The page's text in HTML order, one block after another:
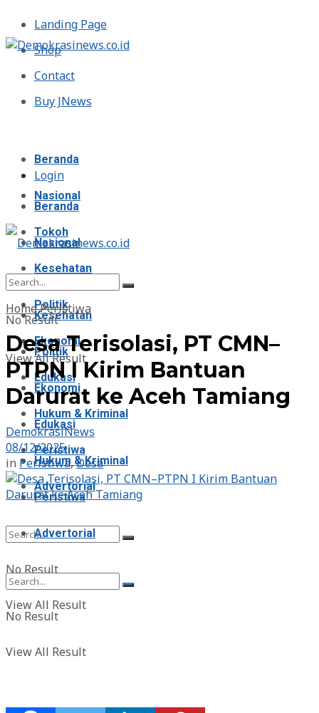
Landing Page
Shop
Contact
Buy JNews
Login
Beranda
Nasional
Tokoh
Kesehatan
Politik
Ekonomi
Edukasi
Hukum & Kriminal
Peristiwa
Advertorial
No Result
View All Result
Beranda
Nasional
Tokoh
Kesehatan
Politik
Ekonomi
Edukasi
Hukum & Kriminal
Peristiwa
Advertorial
No Result
View All Result
No Result
View All Result
HomePeristiwa
Desa Terisolasi, PT CMN–
PTPN I Kirim Bantuan
Darurat ke Aceh Tamiang
DemokrasiNews
08/12/2025
in Peristiwa,Desa